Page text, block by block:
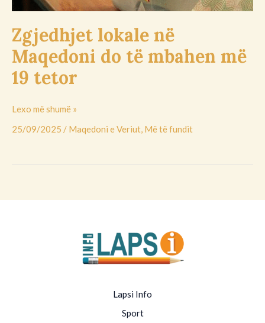
Zgjedhjet lokale në
Maqedoni do të mbahen më
19 tetor
tetor
Lexo më shumë »
25/09/2025 / Maqedoni e Veriut, Më të fundit
Lapsi Info
Sport